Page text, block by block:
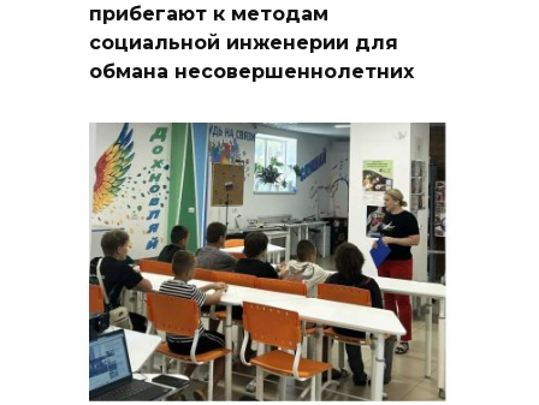
прибегают к методам
социальной инженерии для
обмана несовершеннолетних